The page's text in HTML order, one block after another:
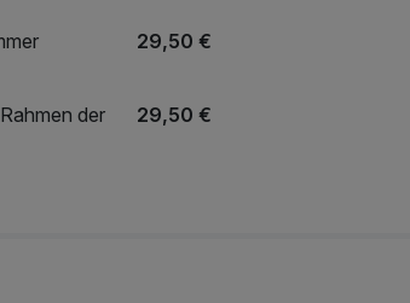
29,50 €
der
29,50 €